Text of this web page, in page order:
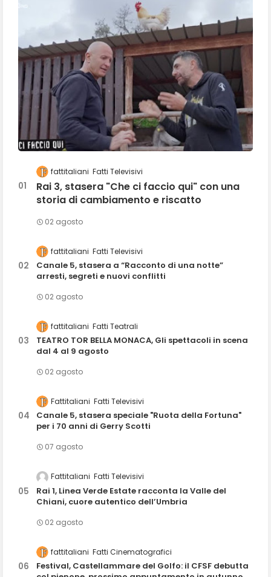
fattitaliani Fatti Televisivi
Rai 3, stasera "Che ci faccio qui" con una
storia di cambiamento e riscatto
02 agosto
fattitaliani Fatti Televisivi
Canale 5, stasera a “Racconto di una notte”
arresti, segreti e nuovi conflitti
02 agosto
fattitaliani Fatti Teatrali
TEATRO TOR BELLA MONACA, Gli spettacoli in scena
dal 4 al 9 agosto
02 agosto
Fattitaliani Fatti Televisivi
Canale 5, stasera speciale "Ruota della Fortuna"
per i 70 anni di Gerry Scotti
07 agosto
Fattitaliani Fatti Televisivi
Rai 1, Linea Verde Estate racconta la Valle del
Chiani, cuore autentico dell’Umbria
02 agosto
fattitaliani Fatti Cinematografici
Festival, Castellammare del Golfo: il CFSF debutta